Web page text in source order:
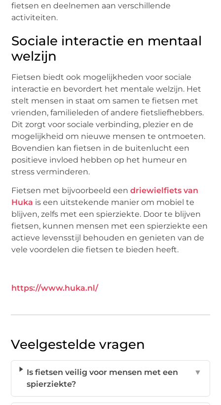
fietsen en deelnemen aan verschillende
activiteiten.
Sociale interactie en mentaal
welzijn
Fietsen biedt ook mogelijkheden voor sociale
interactie en bevordert het mentale welzijn. Het
stelt mensen in staat om samen te fietsen met
vrienden, familieleden of andere fietsliefhebbers.
Dit zorgt voor sociale verbinding, plezier en de
mogelijkheid om nieuwe mensen te ontmoeten.
Bovendien kan fietsen in de buitenlucht een
positieve invloed hebben op het humeur en
stress verminderen.
Fietsen met bijvoorbeeld eendriewielfiets van
Huka is een uitstekende manier om mobiel te
blijven, zelfs met een spierziekte. Door te blijven
fietsen, kunnen mensen met een spierziekte een
actieve levensstijl behouden en genieten van de
vele voordelen die fietsen te bieden heeft.
https://www.huka.nl/
Veelgestelde vragen
Is fietsen veilig voor mensen met een
spierziekte?
▼